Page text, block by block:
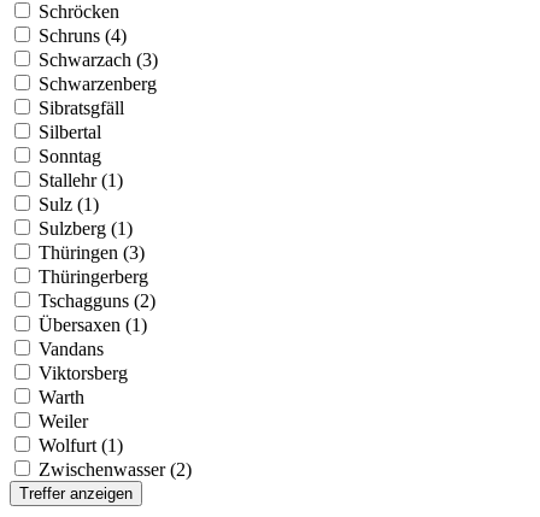
Schröcken
Schruns (4)
Schwarzach (3)
Schwarzenberg
Sibratsgfäll
Silbertal
Sonntag
Stallehr (1)
Sulz (1)
Sulzberg (1)
Thüringen (3)
Thüringerberg
Tschagguns (2)
Übersaxen (1)
Vandans
Viktorsberg
Warth
Weiler
Wolfurt (1)
Zwischenwasser (2)
Treffer anzeigen